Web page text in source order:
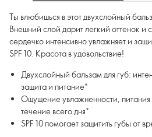
Ты влюбишься в этот двухслойный
Внешний слой дарит легкий оттенок
сердечко интенсивно увлажняет и
SPF 10. Красота в удовольствие!
Двухслойный бальзам для губ:
защита и питание*
Ощущение увлажненности, питания
течение всего дня*
SPF 10 помогает защитить губы от